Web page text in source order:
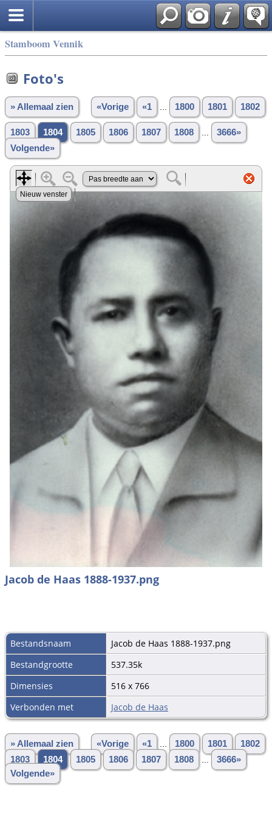
Stamboom Vennik
Foto's
» Allemaal zien «Vorige «1 1800 1801 1802
1803 1804 1805 1806 1807 1808
3666»
Volgende»
Jacob de Haas 1888-1937.png
Bestandsnaam
Jacob de Haas 1888-1937.png
Bestandgrootte
537.35k
Dimensies
516 x 766
Verbonden met
Jacob de Haas
» Allemaal zien «Vorige «1 1800 1801
1802
1803
1804 1805 1806 1807 1808
3666»
Volgende»